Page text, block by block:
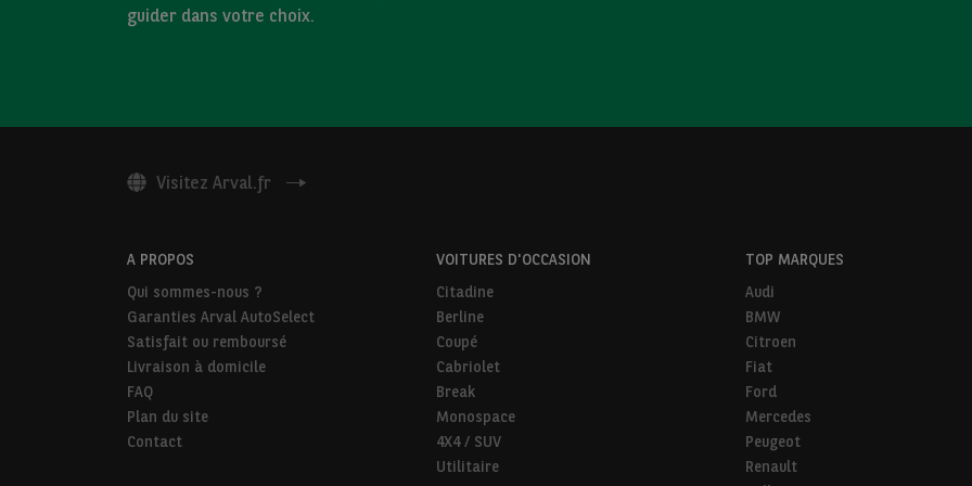
guider dans votre choix.
Visitez Arval.fr
A PROPOS
Qui sommes-nous ?
Garanties Arval AutoSelect
Satisfait ou remboursé
Livraison à domicile
FAQ
Plan du site
Contact
VOITURES D'OCCASION
Citadine
Berline
Coupé
Cabriolet
Break
Monospace
4X4 / SUV
Utilitaire
TOP MARQUES
Audi
BMW
Citroen
Fiat
Ford
Mercedes
Peugeot
Renault